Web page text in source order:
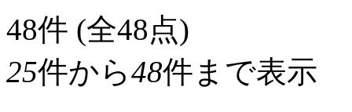
48件 (全48点)
25件から48件まで表示